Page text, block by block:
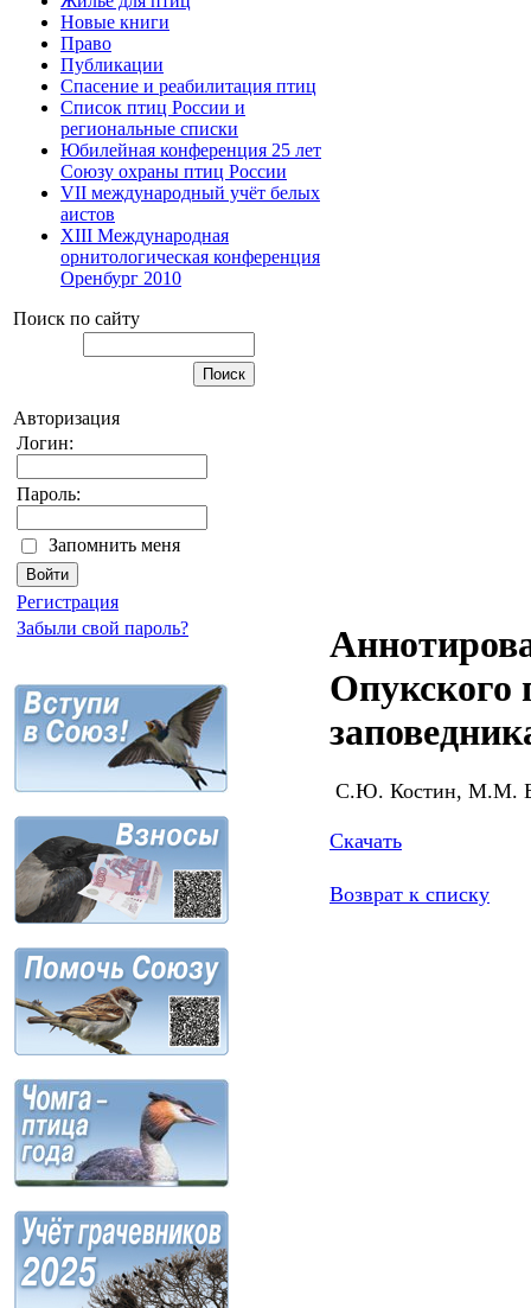
Новые книги
Право
Публикации
Спасение и реабилитация птиц
Список птиц России и
региональные списки
Юбилейная конференция 25 лет
Союзу охраны птиц России
VII международный учёт белых
аистов
XIII Международная
орнитологическая конференция
Оренбург 2010
Поиск по сайту
Авторизация
Логин:
Пароль:
Запомнить меня
Регистрация
Забыли свой пароль?
Опукского
С.Ю. Костин, М.М.
Скачать
Возврат к списку